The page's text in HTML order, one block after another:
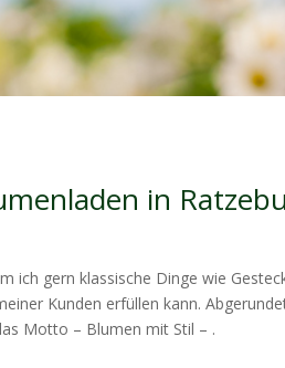
in
ich gern klassische Dinge wie
Kunden erfüllen kann.
Motto – Blumen mit Stil – .